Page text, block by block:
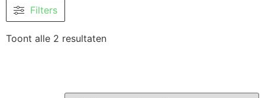
Filters
Toont alle 2 resultaten